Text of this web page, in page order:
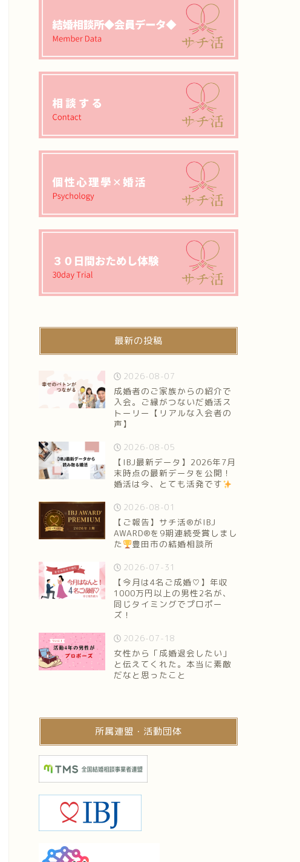
最新の投稿
2026-08-07
成婚者のご家族からの紹介で
入会。ご縁がつないだ婚活ス
トーリー【リアルな入会者の
声】
2026-08-05
【IBJ最新データ】2026年7月
末時点の最新データを公開！
婚活は今、とても活発です
2026-08-01
【ご報告】サチ活®がIBJ
AWARD®を9期連続受賞しまし
た
豊田市の結婚相談所
2026-07-31
【今月は4名ご成婚♡】年収
1000万円以上の男性2名が、
同じタイミングでプロポー
ズ！
2026-07-18
女性から「成婚退会したい」
と伝えてくれた。本当に素敵
だなと思ったこと
所属連盟・活動団体